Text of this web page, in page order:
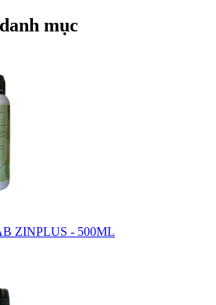
mục
ZINPLUS - 500ML